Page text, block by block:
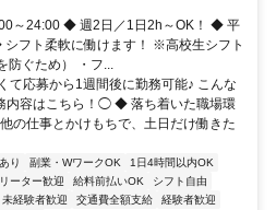
～24:00 ◆ 週2日／1日2h～OK！ ◆ 平
フト柔軟に働けます！ ※高校生シフト
ぐため） ・フ...
応募から1週間後に勤務可能♪ こんな
内容はこちら！◯ ◆ 落ち着いた職場環
の仕事とかけもちで、土日だけ働きた
り 副業・WワークOK
1日4時間以内OK
ーター歓迎 給料前払いOK
シフト自由
未経験者歓迎 交通費全額支給
経験者歓迎